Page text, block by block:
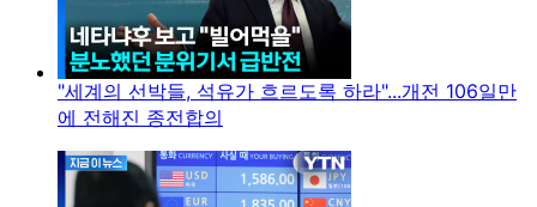
"세계의 선박들, 석유가 흐르도록 하라"...개전 106일만
에 전해진 종전합의